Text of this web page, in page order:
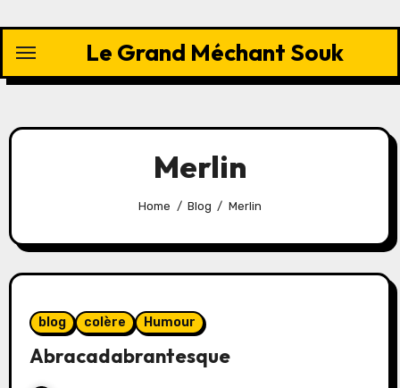
content
Le Grand Méchant Souk
Merlin
Home Blog Merlin
blog colère Humour
Abracadabrantesque